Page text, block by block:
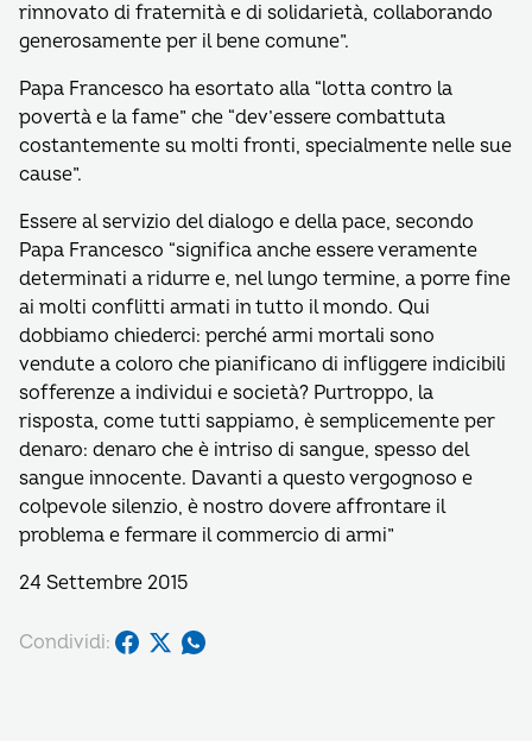
rinnovato di fraternità e di solidarietà, collaborando
generosamente per il bene comune”.
Papa Francesco ha esortato alla “lotta contro la
povertà e la fame” che “dev’essere combattuta
costantemente su molti fronti, specialmente nelle sue
cause”.
Essere al servizio del dialogo e della pace, secondo
Papa Francesco “significa anche essere veramente
determinati a ridurre e, nel lungo termine, a porre fine
ai molti conflitti armati in tutto il mondo. Qui
dobbiamo chiederci: perché armi mortali sono
vendute a coloro che pianificano di infliggere indicibili
sofferenze a individui e società? Purtroppo, la
risposta, come tutti sappiamo, è semplicemente per
denaro: denaro che è intriso di sangue, spesso del
sangue innocente. Davanti a questo vergognoso e
colpevole silenzio, è nostro dovere affrontare il
problema e fermare il commercio di armi”
24 Settembre 2015
Condividi: